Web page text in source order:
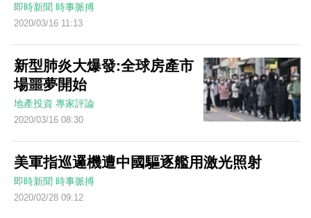
即時新聞 時事脈搏
2020/03/16 11:13
新型肺炎大爆發:全球房產市
場噩夢開始
地產投資 專家評論
2020/03/16 08:30
美軍指巡邏機遭中國驅逐艦用激光照射
即時新聞 時事脈搏
2020/02/28 09:12